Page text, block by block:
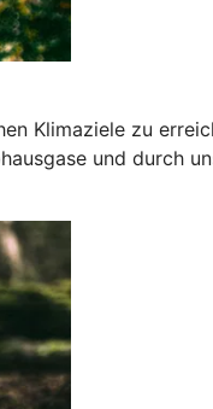
Klimaziele zu
und durch